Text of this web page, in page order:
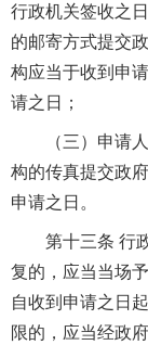
行政机关签收之
的邮寄方式提交
构应当于收到申
请之日；
（三）申请
构的传真提交政
申请之日。
第十三条 行
复的，应当当场
自收到申请之日
限的，应当经政